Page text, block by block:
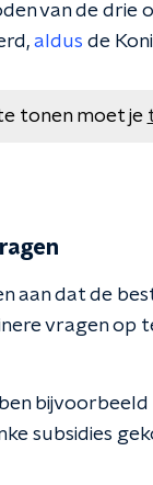
van de drie
aldus de
tonen moet je
aan dat de
vragen op
subsidies